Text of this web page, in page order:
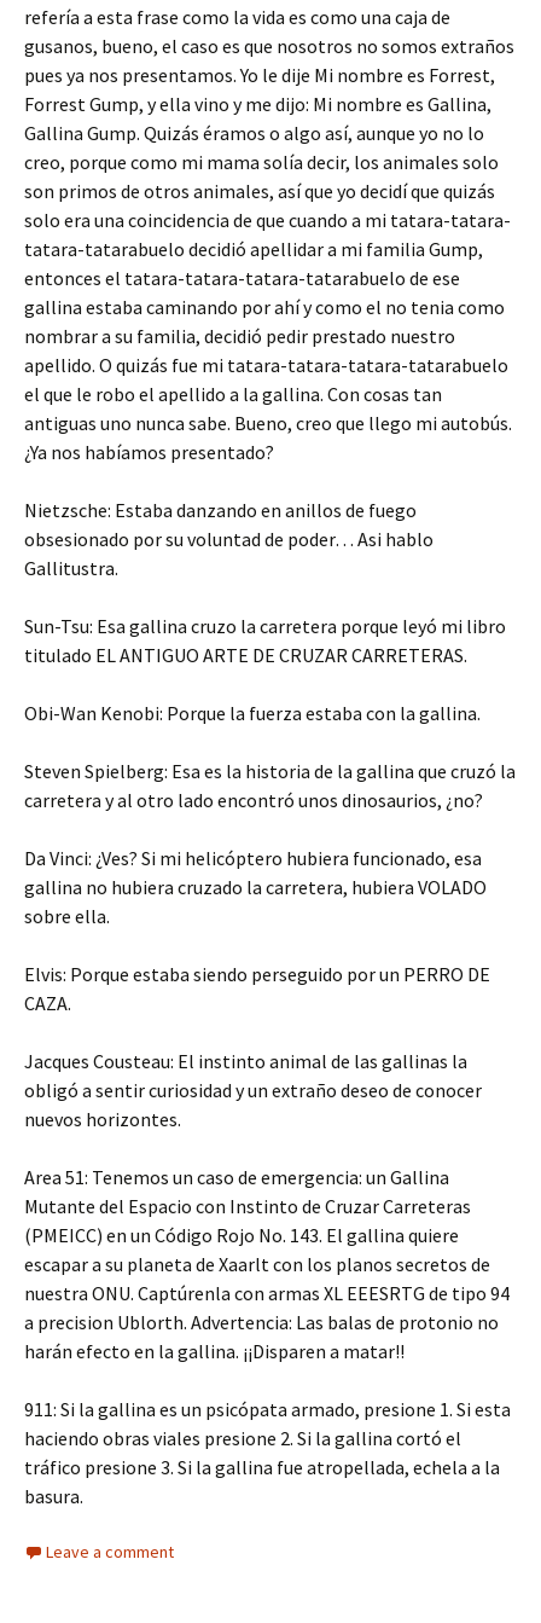
refería a esta frase como la vida es como una caja de
gusanos, bueno, el caso es que nosotros no somos extraños
pues ya nos presentamos. Yo le dije Mi nombre es Forrest,
Forrest Gump, y ella vino y me dijo: Mi nombre es Gallina,
Gallina Gump. Quizás éramos o algo así, aunque yo no lo
creo, porque como mi mama solía decir, los animales solo
son primos de otros animales, así que yo decidí que quizás
solo era una coincidencia de que cuando a mi tatara-tatara-
tatara-tatarabuelo decidió apellidar a mi familia Gump,
entonces el tatara-tatara-tatara-tatarabuelo de ese
gallina estaba caminando por ahí y como el no tenia como
nombrar a su familia, decidió pedir prestado nuestro
apellido. O quizás fue mi tatara-tatara-tatara-tatarabuelo
el que le robo el apellido a la gallina. Con cosas tan
antiguas uno nunca sabe. Bueno, creo que llego mi autobús.
¿Ya nos habíamos presentado?
Nietzsche: Estaba danzando en anillos de fuego
obsesionado por su voluntad de poder… Asi hablo
Gallitustra.
Sun-Tsu: Esa gallina cruzo la carretera porque leyó mi libro
titulado EL ANTIGUO ARTE DE CRUZAR CARRETERAS.
Obi-Wan Kenobi: Porque la fuerza estaba con la gallina.
Steven Spielberg: Esa es la historia de la gallina que cruzó la
carretera y al otro lado encontró unos dinosaurios, ¿no?
Da Vinci: ¿Ves? Si mi helicóptero hubiera funcionado, esa
gallina no hubiera cruzado la carretera, hubiera VOLADO
sobre ella.
Elvis: Porque estaba siendo perseguido por un PERRO DE
CAZA.
Jacques Cousteau: El instinto animal de las gallinas la
obligó a sentir curiosidad y un extraño deseo de conocer
nuevos horizontes.
Area 51: Tenemos un caso de emergencia: un Gallina
Mutante del Espacio con Instinto de Cruzar Carreteras
(PMEICC) en un Código Rojo No. 143. El gallina quiere
escapar a su planeta de Xaarlt con los planos secretos de
nuestra ONU. Captúrenla con armas XL EEESRTG de tipo 94
a precision Ublorth. Advertencia: Las balas de protonio no
harán efecto en la gallina. ¡¡Disparen a matar!!
911: Si la gallina es un psicópata armado, presione 1. Si esta
haciendo obras viales presione 2. Si la gallina cortó el
tráfico presione 3. Si la gallina fue atropellada, echela a la
basura.
Leave a comment